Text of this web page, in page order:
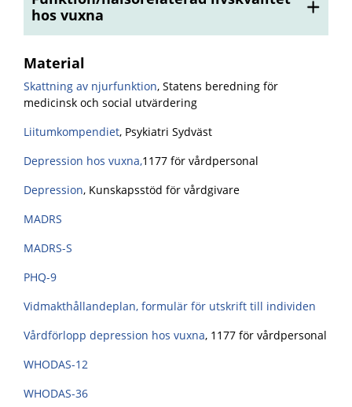
hos vuxna
Material
Skattning av njurfunktion, Statens beredning för
medicinsk och social utvärdering
Liitumkompendiet, Psykiatri Sydväst
Depression hos vuxna,1177 för vårdpersonal
Depression, Kunskapsstöd för vårdgivare
MADRS
MADRS-S
PHQ-9
Vidmakthållandeplan, formulär för utskrift till individen
Vårdförlopp depression hos vuxna, 1177 för vårdpersonal
WHODAS-12
WHODAS-36